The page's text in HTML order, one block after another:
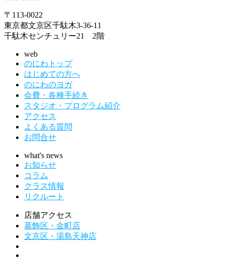
〒113-0022
東京都文京区千駄木3-36-11
千駄木センチュリー21 2階
web
のにわトップ
はじめての方へ
のにわのヨガ
会費・各種手続き
スタジオ・プログラム紹介
アクセス
よくある質問
お問合せ
what's news
お知らせ
コラム
クラス情報
リクルート
店舗アクセス
葛飾区・金町店
文京区・湯島天神店